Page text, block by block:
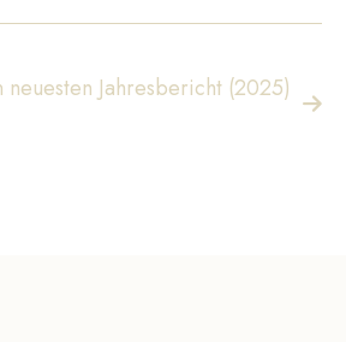
neuesten Jahresbericht (2025)